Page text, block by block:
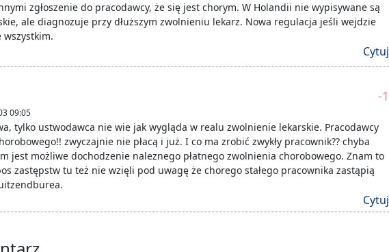
zgłoszenie do pracodawcy, że się jest chorym. W Holandii nie wypisywane są
ale diagnozuje przy dłuższym zwolnieniu lekarz. Nowa regulacja jeśli wejdzie
wszystkim.
Cytuj
-1
09:05
tylko ustwodawca nie wie jak wygląda w realu zwolnienie lekarskie. Pracodawcy
zwyczajnie nie płacą i już. I co ma zrobić zwykły pracownik?? chyba
jest możliwe dochodzenie naleznego płatnego zwolnienia chorobowego. Znam to
zastępstw tu też nie wzięli pod uwagę że chorego stałego pracownika zastąpią
Cytuj